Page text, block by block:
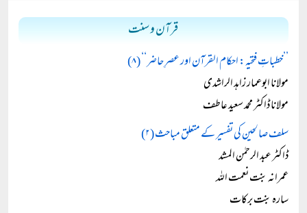
قرآن و سنت
’’خطباتِ فتحیہ: احکام القرآن اور عصرِ حاضر‘‘ (۸)
مولانا ابوعمار زاہد الراشدی
مولانا ڈاکٹر محمد سعید عاطف
سلف صالحین کی تفسیر کے متعلق مباحث (۲)
ڈاکٹر عبد الرحمٰن المشد
عمرانہ بنت نعمت اللہ
سارہ بنت برکات